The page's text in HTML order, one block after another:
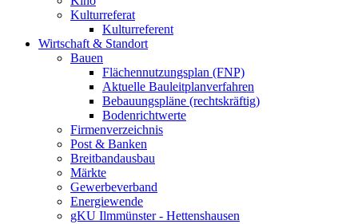
Kulturreferat
Kulturreferent
Wirtschaft & Standort
Bauen
Flächennutzungsplan (FNP)
Aktuelle Bauleitplanverfahren
Bebauungspläne (rechtskräftig)
Bodenrichtwerte
Firmenverzeichnis
Post & Banken
Breitbandausbau
Märkte
Gewerbeverband
Energiewende
gKU Ilmmünster - Hettenshausen